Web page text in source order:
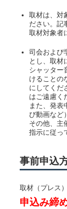
取材は、対
ださい。記
取材対象者
司会および
とし、取材
シャッター
けることの
にしてくだ
はご遠慮く
また、発表
び動画など
その他、主
指示に従っ
事前申込
取材（プレス
申込み締